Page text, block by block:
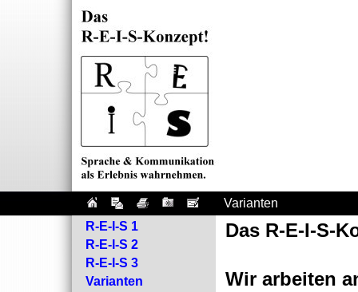
Varianten
R-E-I-S 1
R-E-I-S 2
R-E-I-S 3
Varianten
Das R-E-I-S-
Wir arbeiten